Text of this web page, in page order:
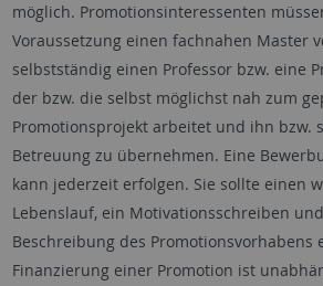
möglich. Promotionsinteressenten
Voraussetzung einen fachnahen Master
selbstständig einen Professor bzw. eine
der bzw. die selbst möglichst nah zum
Promotionsprojekt arbeitet und ihn bzw.
Betreuung zu übernehmen. Eine
kann jederzeit erfolgen. Sie sollte einen
Lebenslauf, ein Motivationsschreiben
Beschreibung des Promotionsvorhabens
Finanzierung einer Promotion ist